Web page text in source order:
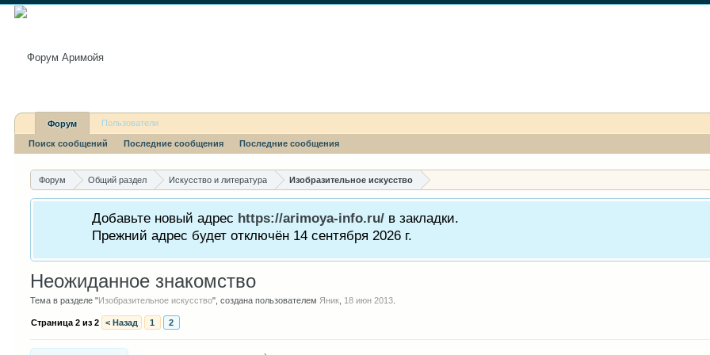
Форум Общий раздел Искусство и литература Изобразительное искусство
Добавьте новый адрес https://arimoya-info.ru/ в закладки.
Прежний адрес будет отключён 14 сентября 2026 г.
Неожиданное знакомство
Тема в разделе "Изобразительное искусство", создана пользователем Яник 18 июн 2013
Страница 2 из 2 < Назад 1 2
Форум
Поиск сообщений Последние сообщения Последние сообщения
Пользователи